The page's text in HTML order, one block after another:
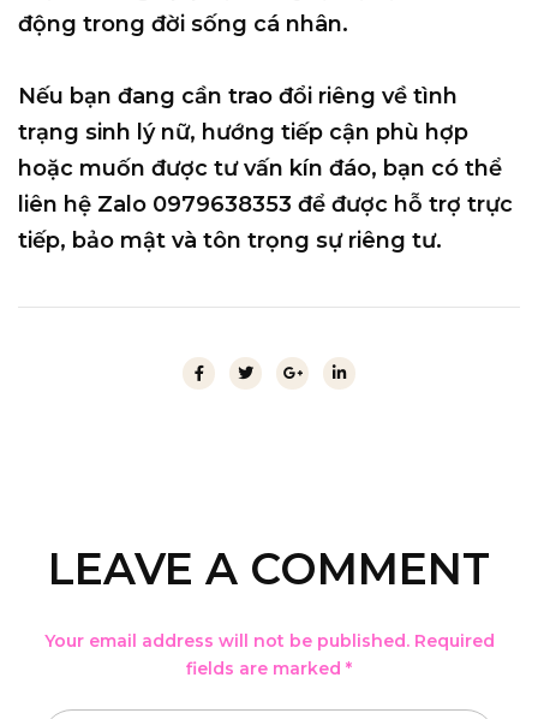
động trong đời sống cá nhân.
Nếu bạn đang cần trao đổi riêng về tình
trạng sinh lý nữ, hướng tiếp cận phù hợp
hoặc muốn được tư vấn kín đáo, bạn có thể
liên hệ Zalo 0979638353 để được hỗ trợ trực
tiếp, bảo mật và tôn trọng sự riêng tư.
LEAVE A COMMENT
Your email address will not be published. Required
fields are marked *